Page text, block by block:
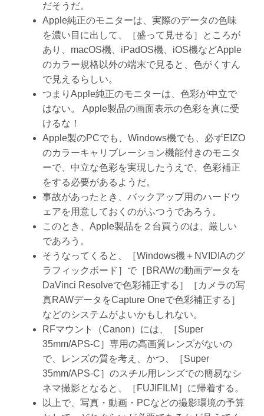
だそうだ。
Apple純正のモニターは、実際のデータの色味
を濃い目に出して、［盛って見せる］ところが
あり、macOS機、iPadOS機、iOS機などApple
のカラー規格以外の端末で見ると、色がくすん
で見えるらしい。
つまりApple純正のモニターは、色彩が中立で
はない。 Apple製品の画面表示の色彩を真に受
けるな！
Apple製のPCでも、Windows機でも、必ずEIZO
のカラーキャリブレーション機能付きのモニタ
ーで、中立な色彩を実現したうえで、色彩補正
をする必要があるようだ。
事故があったとき、バックアップ用のハードウ
ェアを用意しておくのがふつうであろう。
このとき、Apple製品を２台買うのは、厳しい
であろう。
そうなってくると、［Windows機＋NVIDIAのグ
ラフィックボード］で［BRAWの動画データを
DaVinci Resolveで色彩補正する］［カメラの写
真RAWデータをCapture Oneで色彩補正する］
などのシステムがよいかもしれない。
RFマウント（Canon）には、［Super
35mm/APS-C］専用の高画質レンズがないの
で、レンズの質を考え、かつ、［Super
35mm/APS-C］のスチル用レンズでの簡易なシ
ネマ撮影となると、［FUJIFILM］に帰着する。
以上で、写真・動画・PCなどの撮影環境の予算